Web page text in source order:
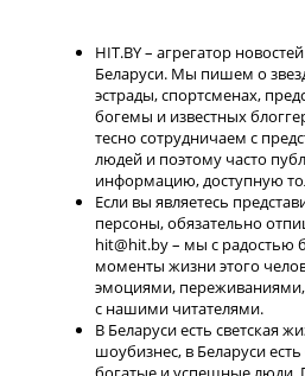
HIT.BY – агрегатор
Беларуси. Мы пишем о
эстрады, спортсменах,
богемы и известных
тесно сотрудничаем с
людей и поэтому часто
информацию, доступную
Если вы являетесь
персоны, обязательно
hit@hit.by – мы с радостью
моменты жизни этого
эмоциями,
с нашими читателями.
В Беларуси есть светская
шоубизнес, в Беларуси